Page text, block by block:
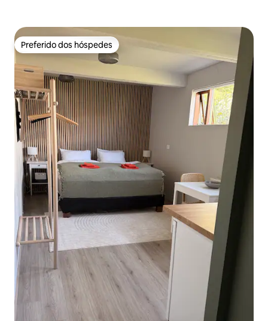
Preferido dos hóspedes
Preferido dos hóspedes